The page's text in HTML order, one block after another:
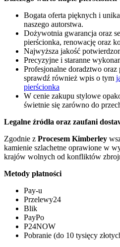
Bogata oferta pięknych i
naszego autorstwa.
Dożywotnia gwarancja oraz
pierścionka, renowację oraz
Najwyższa jakość
Precyzyjne i staranne
Profesjonalne doradztwo
sprawdź również wpis o tym
pierścionka
W cenie zakupu stylowe
świetnie się zarówno do
Legalne źródła oraz zaufani
Zgodnie z Procesem Kimberley
kamienie szlachetne oprawione w
krajów wolnych od konfliktów
Metody płatności
Pay-u
Przelewy24
Blik
PayPo
P24NOW
Pobranie (do 10 tysięcy